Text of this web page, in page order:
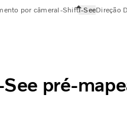
por câmeraI-ShiftI-SeeDireção
See pré-